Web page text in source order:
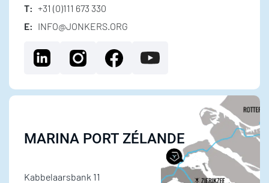
T: +31 (0)111 673 330
E: INFO@JONKERS.ORG
MARINA PORT ZÉLANDE
Kabbelaarsbank 11